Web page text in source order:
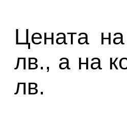
Цената
лв., а на
лв.